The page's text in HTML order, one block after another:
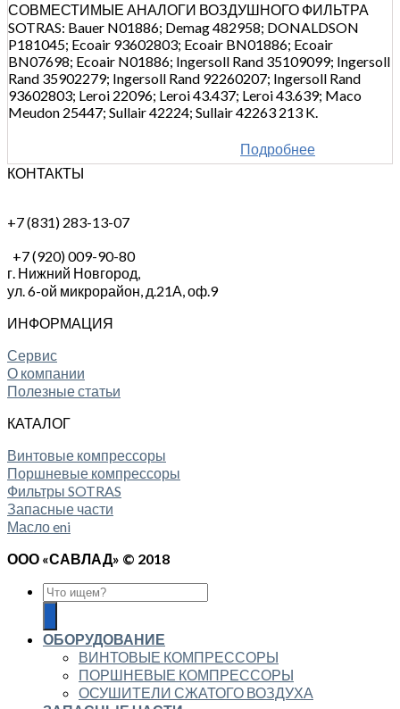
СОВМЕСТИМЫЕ АНАЛОГИ ВОЗДУШНОГО ФИЛЬТРА
SOTRAS: Bauer N01886; Demag 482958; DONALDSON
P181045; Ecoair 93602803; Ecoair BN01886; Ecoair
BN07698; Ecoair N01886; Ingersoll Rand 35109099; Ingersoll
Rand 35902279; Ingersoll Rand 92260207; Ingersoll Rand
93602803; Leroi 22096; Leroi 43.437; Leroi 43.639; Maco
Meudon 25447; Sullair 42224; Sullair 42263 213 K.
Подробнее
КОНТАКТЫ
+7 (831) 283-13-07
+7 (920) 009-90-80
г. Нижний Новгород,
ул. 6-ой микрорайон, д.21А,оф.9
ИНФОРМАЦИЯ
Сервис
О компании
Полезные статьи
КАТАЛОГ
Винтовые компрессоры
Поршневые компрессоры
Фильтры SOTRAS
Запасные части
Масло eni
ООО «САВЛАД» © 2018
ОБОРУДОВАНИЕ
ВИНТОВЫЕ КОМПРЕССОРЫ
ПОРШНЕВЫЕ КОМПРЕССОРЫ
ОСУШИТЕЛИ СЖАТОГО ВОЗДУХА